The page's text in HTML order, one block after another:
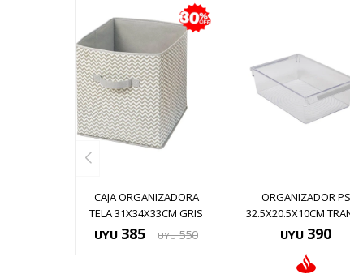
CAJA ORGANIZADORA
TELA 31X34X33CM GRIS
UYU 385 UYU 550
ORGANIZADOR PS
32.5X20.5X10CM
UYU 390